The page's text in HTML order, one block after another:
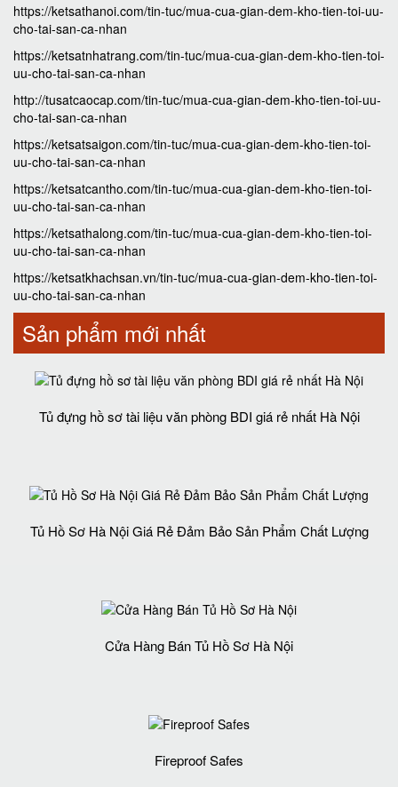
https://ketsathanoi.com/tin-tuc/mua-cua-gian-dem-kho-tien-toi-uu-
cho-tai-san-ca-nhan
https://ketsatnhatrang.com/tin-tuc/mua-cua-gian-dem-kho-tien-toi-
uu-cho-tai-san-ca-nhan
http://tusatcaocap.com/tin-tuc/mua-cua-gian-dem-kho-tien-toi-uu-
cho-tai-san-ca-nhan
https://ketsatsaigon.com/tin-tuc/mua-cua-gian-dem-kho-tien-toi-
uu-cho-tai-san-ca-nhan
https://ketsatcantho.com/tin-tuc/mua-cua-gian-dem-kho-tien-toi-
uu-cho-tai-san-ca-nhan
https://ketsathalong.com/tin-tuc/mua-cua-gian-dem-kho-tien-toi-
uu-cho-tai-san-ca-nhan
https://ketsatkhachsan.vn/tin-tuc/mua-cua-gian-dem-kho-tien-toi-
uu-cho-tai-san-ca-nhan
Sản phẩm mới nhất
Tủ đựng hồ sơ tài liệu văn phòng BDI giá rẻ nhất Hà Nội
Tủ Hồ Sơ Hà Nội Giá Rẻ Đảm Bảo Sản Phẩm Chất Lượng‎
Cửa Hàng Bán Tủ Hồ Sơ Hà Nội
Fireproof Safes